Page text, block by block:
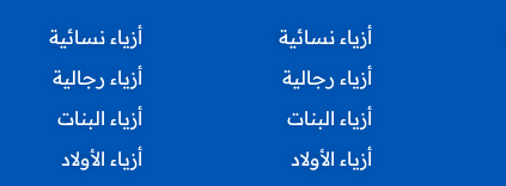
أزياء نسائية
أزياء رجالية
أزياء البنات
أزياء الأولاد
أزياء نسائية
أزياء رجالية
أزياء البنات
أزياء الأولاد